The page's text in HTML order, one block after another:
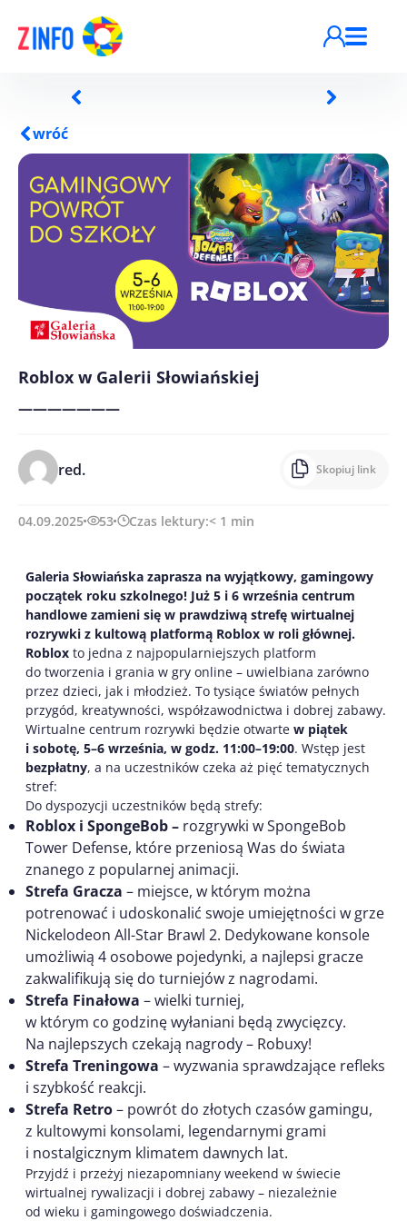
wróć
Roblox w Galerii Słowiańskiej
———————
red. Skopiuj link
04.09.2025 53 Czas lektury:< 1 min
Galeria Słowiańska zaprasza na wyjątkowy, gamingowy
początek roku szkolnego! Już 5 i 6 września centrum
handlowe zamieni się w prawdziwą strefę wirtualnej
rozrywki z kultową platformą Roblox w roli głównej.
Roblox to jedna z najpopularniejszych platform
do tworzenia i grania w gry online – uwielbiana zarówno
przez dzieci, jak i młodzież. To tysiące światów pełnych
przygód, kreatywności, współzawodnictwa i dobrej zabawy.
Wirtualne centrum rozrywki będzie otwarte w piątek
i sobotę, 5–6 września, w godz. 11:00–19:00. Wstęp jest
bezpłatny, a na uczestników czeka aż pięć tematycznych
stref:
Do dyspozycji uczestników będą strefy:
Roblox i SpongeBob – rozgrywki w SpongeBob
Tower Defense, które przeniosą Was do świata
znanego z popularnej animacji.
Strefa Gracza – miejsce, w którym można
potrenować i udoskonalić swoje umiejętności w grze
Nickelodeon All-Star Brawl 2. Dedykowane konsole
umożliwią 4 osobowe pojedynki, a najlepsi gracze
zakwalifikują się do turniejów z nagrodami.
Strefa Finałowa – wielki turniej,
w którym co godzinę wyłaniani będą zwycięzcy.
Na najlepszych czekają nagrody – Robuxy!
Strefa Treningowa – wyzwania sprawdzające refleks
i szybkość reakcji.
Strefa Retro– powrót do złotych czasów gamingu,
z kultowymi konsolami, legendarnymi grami
i nostalgicznym klimatem dawnych lat.
Przyjdź i przeżyj niezapomniany weekend w świecie
wirtualnej rywalizacji i dobrej zabawy – niezależnie
od wieku i gamingowego doświadczenia.